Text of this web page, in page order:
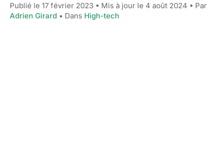
Publié le 17 février 2023 • Mis à jour le 4 août 2024 • Par
Adrien Girard • Dans High-tech